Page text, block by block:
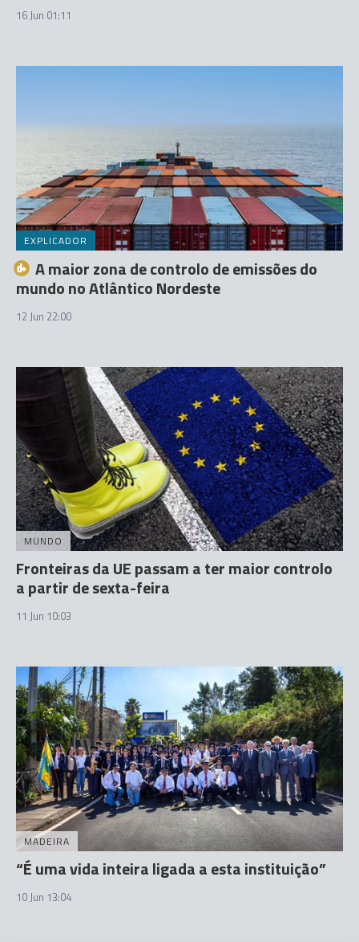
16 Jun 01:11
EXPLICADOR
A maior zona de controlo de emissões do
mundo no Atlântico Nordeste
12 Jun 22:00
MUNDO
Fronteiras da UE passam a ter maior controlo
a partir de sexta-feira
11 Jun 10:03
MADEIRA
“É uma vida inteira ligada a esta instituição”
10 Jun 13:04